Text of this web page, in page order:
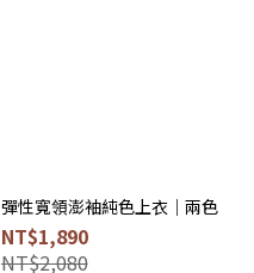
彈性寬領澎袖純色上衣｜兩色
NT$1,890
NT$2,080